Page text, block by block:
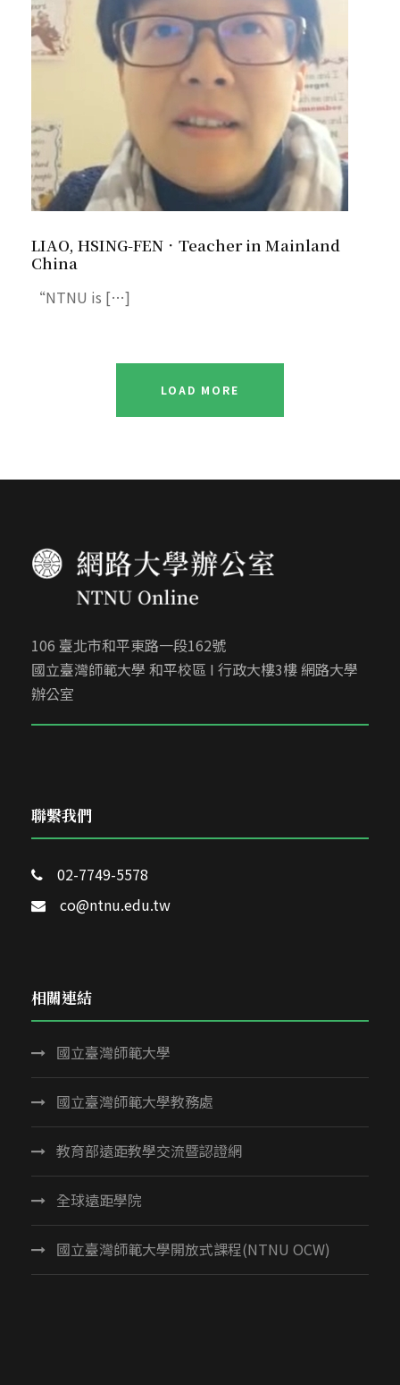
LIAO, HSING-FEN．Teacher in Mainland
China
“NTNU is […]
LOAD MORE
106 臺北市和平東路一段162號
國立臺灣師範大學 和平校區 I 行政大樓3樓 網路大學
辦公室
聯繫我們
02-7749-5578
co@ntnu.edu.tw
相關連結
國立臺灣師範大學
國立臺灣師範大學教務處
教育部遠距教學交流暨認證網
全球遠距學院
國立臺灣師範大學開放式課程(NTNU OCW)